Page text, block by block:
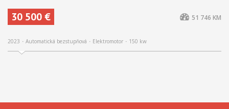
30 500 € 51 746 KM
2023 Automatická bezstupňová Elektromotor 150 kw